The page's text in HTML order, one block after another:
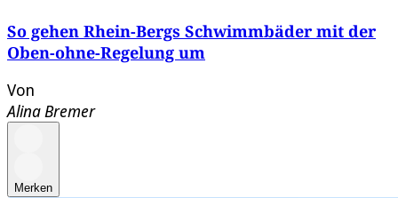
So gehen Rhein-Bergs Schwimmbäder mit der
Oben-ohne-Regelung um
Von
Alina Bremer
Merken